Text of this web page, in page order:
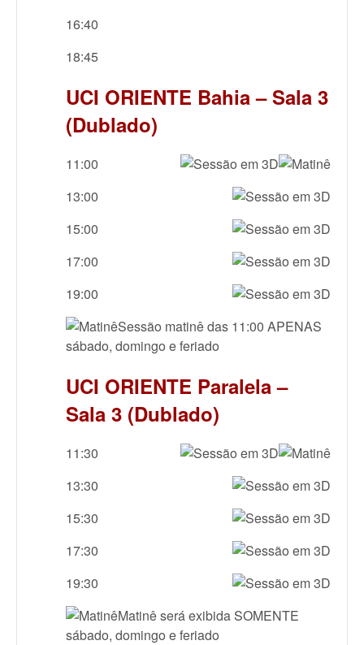
16:40
18:45
UCI ORIENTE Bahia – Sala 3
(Dublado)
11:00
13:00
15:00
17:00
19:00
Sessão matinê das 11:00 APENAS
sábado, domingo e feriado
UCI ORIENTE Paralela –
Sala 3 (Dublado)
11:30
13:30
15:30
17:30
19:30
Matinê será exibida SOMENTE
sábado, domingo e feriado